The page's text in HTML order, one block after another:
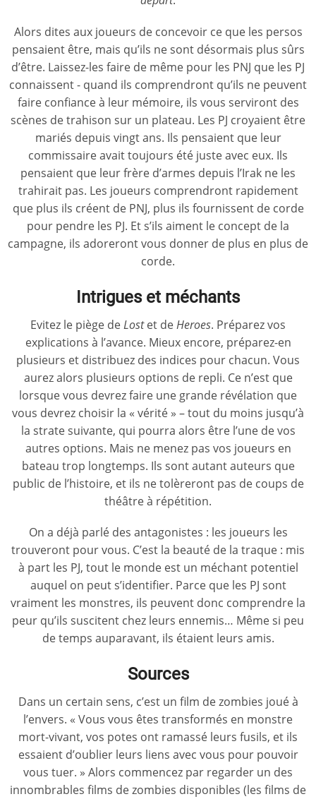
Alors dites aux joueurs de concevoir ce que les persos
pensaient être, mais qu’ils ne sont désormais plus sûrs
d’être. Laissez-les faire de même pour les PNJ que les PJ
connaissent - quand ils comprendront qu’ils ne peuvent
faire confiance à leur mémoire, ils vous serviront des
scènes de trahison sur un plateau. Les PJ croyaient être
mariés depuis vingt ans. Ils pensaient que leur
commissaire avait toujours été juste avec eux. Ils
pensaient que leur frère d’armes depuis l’Irak ne les
trahirait pas. Les joueurs comprendront rapidement
que plus ils créent de PNJ, plus ils fournissent de corde
pour pendre les PJ. Et s’ils aiment le concept de la
campagne, ils adoreront vous donner de plus en plus de
corde.
Intrigues et méchants
Evitez le piège deLostet deHeroes. Préparez vos
explications à l’avance. Mieux encore, préparez-en
plusieurs et distribuez des indices pour chacun. Vous
aurez alors plusieurs options de repli. Ce n’est que
lorsque vous devrez faire une grande révélation que
vous devrez choisir la « vérité » – tout du moins jusqu’à
la strate suivante, qui pourra alors être l’une de vos
autres options. Mais ne menez pas vos joueurs en
bateau trop longtemps. Ils sont autant auteurs que
public de l’histoire, et ils ne tolèreront pas de coups de
théâtre à répétition.
On a déjà parlé des antagonistes : les joueurs les
trouveront pour vous. C’est la beauté de la traque : mis
à part les PJ, tout le monde est un méchant potentiel
auquel on peut s’identifier. Parce que les PJ sont
vraiment les monstres, ils peuvent donc comprendre la
peur qu’ils suscitent chez leurs ennemis… Même si peu
de temps auparavant, ils étaient leurs amis.
Sources
Dans un certain sens, c’est un film de zombies joué à
l’envers. « Vous vous êtes transformés en monstre
mort-vivant, vos potes ont ramassé leurs fusils, et ils
essaient d’oublier leurs liens avec vous pour pouvoir
vous tuer. » Alors commencez par regarder un des
innombrables films de zombies disponibles (les films de